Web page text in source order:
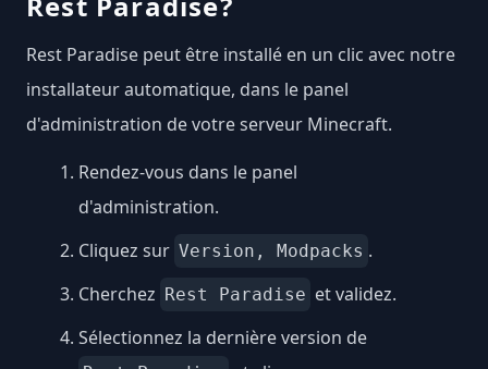
Rest Paradise peut être installé en un clic avec notre
installateur automatique, dans le panel
d'administration de votre serveur Minecraft.
Rendez-vous dans le panel
d'administration.
Cliquez sur Version, Modpacks .
Cherchez Rest Paradise et validez.
Sélectionnez la dernière version de